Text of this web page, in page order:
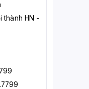
thành HN -